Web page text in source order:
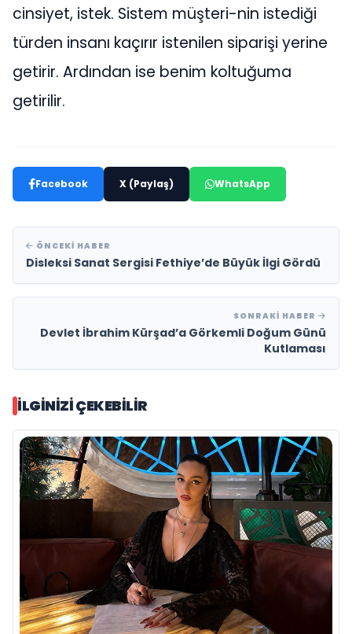
cinsiyet, istek. Sistem müşteri-nin istediği
türden insanı kaçırır istenilen siparişi yerine
getirir. Ardından ise benim koltuğuma
getirilir.
Facebook X (Paylaş) WhatsApp
ÖNCEKI HABER
Disleksi Sanat Sergisi Fethiye’de Büyük İlgi Gördü
SONRAKI HABER
Devlet İbrahim Kürşad’a Görkemli Doğum Günü
Kutlaması
İLGINIZI ÇEKEBILIR